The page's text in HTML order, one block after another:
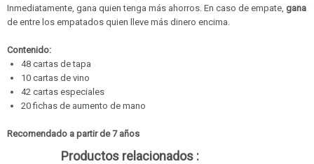
Inmediatamente, gana quien tenga más ahorros. En caso de empate, gana
de entre los empatados quien lleve más dinero encima.
Contenido:
48 cartas de tapa
10 cartas de vino
42 cartas especiales
20 fichas de aumento de mano
Recomendado a partir de 7 años
Productos relacionados :